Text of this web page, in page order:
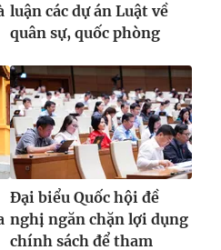
hình Việt Nam
báo điện tử số 483/GP-BTTTT
luận các dự án Luật về
quân sự, quốc phòng
Đại biểu Quốc hội đề
nghị ngăn chặn lợi dụng
chính sách để tham